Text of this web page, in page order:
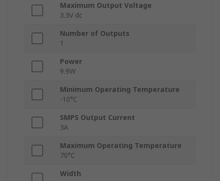
Maximum Output Voltage
3.3V dc
Number of Outputs
1
Power
9.9W
Minimum Operating Temperature
-10°C
SMPS Output Current
3A
Maximum Operating Temperature
70°C
Width